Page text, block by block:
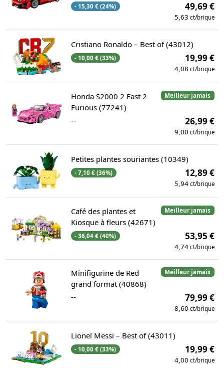
- 15,30 € (24%) 49,69 €
5,63 ct/brique
Cristiano Ronaldo – Best of (43012)
- 10,00 € (33%) 19,99 €
4,08 ct/brique
Meilleur jamais
Honda S2000 2 Fast 2
Furious (77241)
--
26,99 €
9,00 ct/brique
Petites plantes souriantes (10349)
- 7,10 € (36%) 12,89 €
5,94 ct/brique
Meilleur jamais
Café des plantes et
Kiosque à fleurs (42671)
- 36,04 € (40%) 53,95 €
4,74 ct/brique
Meilleur jamais
Minifigurine de Red
grand format (40868)
--
79,99 €
8,60 ct/brique
Lionel Messi – Best of (43011)
- 10,00 € (33%) 19,99 €
4,00 ct/brique